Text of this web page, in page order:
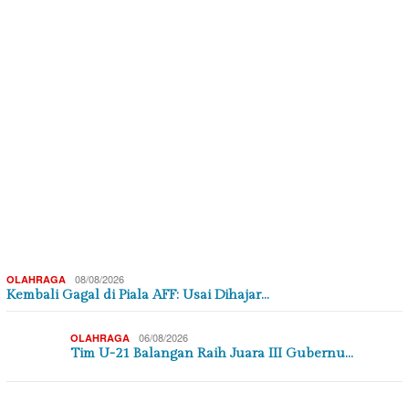
OLAHRAGA 08/08/2026
Kembali Gagal di Piala AFF: Usai Dihajar…
OLAHRAGA 06/08/2026
Tim U-21 Balangan Raih Juara III Gubernu…